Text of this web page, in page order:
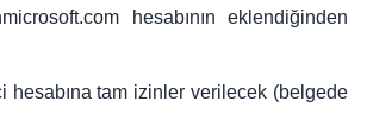
hesabının eklendiğinden
hesabına tam izinler verilecek (belgede